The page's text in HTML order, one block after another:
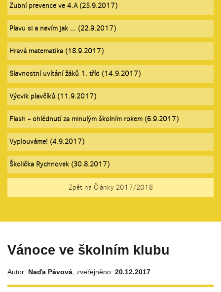
Zubní prevence ve 4.A (25.9.2017)
Plavu si a nevím jak ... (22.9.2017)
Hravá matematika (18.9.2017)
Slavnostní uvítání žáků 1. tříd (14.9.2017)
Výcvik plavčíků (11.9.2017)
Flash - ohlédnutí za minulým školním rokem (6.9.2017)
Vyplouváme! (4.9.2017)
Školička Rychnovek (30.8.2017)
Zpět na Články 2017/2018
Vánoce ve školním klubu
Autor: Naďa Pávová , zveřejněno: 20.12.2017